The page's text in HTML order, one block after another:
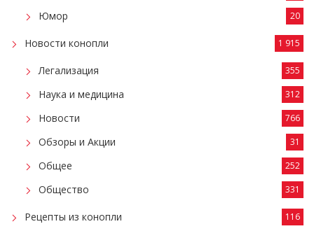
Юмор 20
Новости конопли 1 915
Легализация 355
Наука и медицина 312
Новости 766
Обзоры и Акции 31
Общее 252
Общество 331
Рецепты из конопли 116